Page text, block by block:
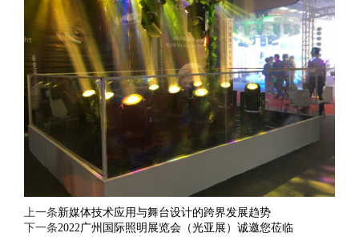
上一条新媒体技术应用与舞台设计的跨界发展趋势
下一条2022广州国际照明展览会（光亚展）诚邀您莅临